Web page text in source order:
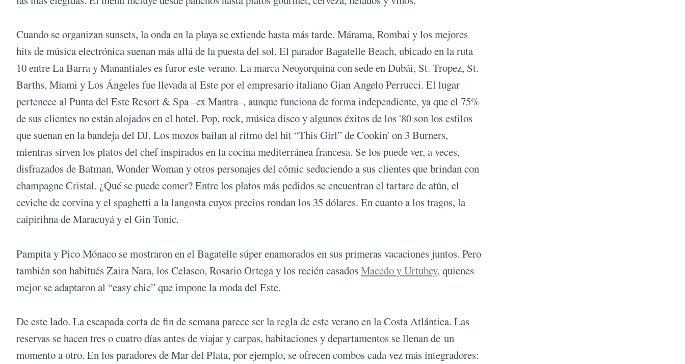
Cuando se organizan sunsets, la onda en la playa se extiende hasta más tarde. Márama, Rombai y los mejores
hits de música electrónica suenan más allá de la puesta del sol. El parador Bagatelle Beach, ubicado en la ruta
10 entre La Barra y Manantiales es furor este verano. La marca Neoyorquina con sede en Dubái, St. Tropez, St.
Barths, Miami y Los Ángeles fue llevada al Este por el empresario italiano Gian Angelo Perrucci. El lugar
pertenece al Punta del Este Resort & Spa –ex Mantra–, aunque funciona de forma independiente, ya que el 75%
de sus clientes no están alojados en el hotel. Pop, rock, música disco y algunos éxitos de los '80 son los estilos
que suenan en la bandeja del DJ. Los mozos bailan al ritmo del hit “This Girl” de Cookin' on 3 Burners,
mientras sirven los platos del chef inspirados en la cocina mediterránea francesa. Se los puede ver, a veces,
disfrazados de Batman, Wonder Woman y otros personajes del cómic seduciendo a sus clientes que brindan con
champagne Cristal. ¿Qué se puede comer? Entre los platos más pedidos se encuentran el tartare de atún, el
ceviche de corvina y el spaghetti a la langosta cuyos precios rondan los 35 dólares. En cuanto a los tragos, la
caipirihna de Maracuyá y el Gin Tonic.
Pampita y Pico Mónaco se mostraron en el Bagatelle súper enamorados en sus primeras vacaciones juntos. Pero
también son habitués Zaira Nara, los Celasco, Rosario Ortega y los recién casadosMacedo y Urtubey, quienes
mejor se adaptaron al “easy chic” que impone la moda del Este.
De este lado. La escapada corta de fin de semana parece ser la regla de este verano en la Costa Atlántica. Las
reservas se hacen tres o cuatro días antes de viajar y carpas, habitaciones y departamentos se llenan de un
momento a otro. En los paradores de Mar del Plata, por ejemplo, se ofrecen combos cada vez más integradores: